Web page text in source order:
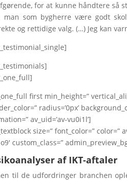
for at kunne håndtere så
man som bygherre være godt
og rettidige valg. (…) Jeg kan
first min_height=”
radius=’0px’
av_uid=’av-vu0i1l’]
size=” font_color=”
custom_class=”
af IKT-aftaler
til de udfordringer branchen